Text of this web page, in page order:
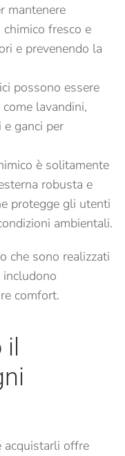
mantenere
chimico fresco e
e prevenendo la
possono essere
lavandini,
e ganci per
è solitamente
robusta e
protegge gli utenti
ambientali.
che sono realizzati
comfort.
il
acquistarli offre